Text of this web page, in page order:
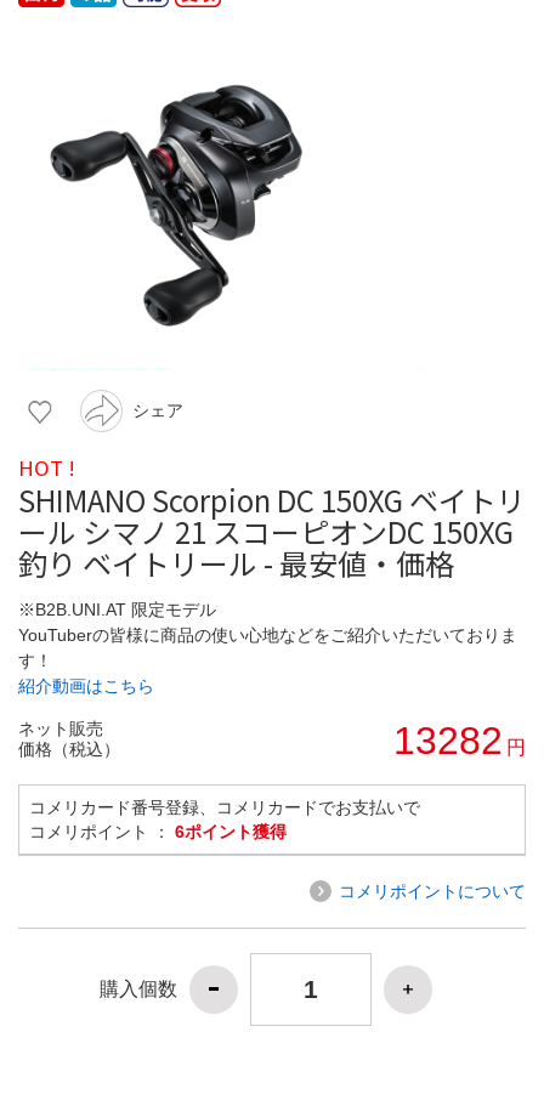
シェア
HOT !
SHIMANO Scorpion DC 150XG ベイトリ
ール シマノ 21 スコーピオンDC 150XG
釣り ベイトリール - 最安値・価格
※B2B.UNI.AT 限定モデル
YouTuberの皆様に商品の使い心地などをご紹介いただいておりま
す！
紹介動画はこちら
ネット販売
価格（税込）
13282 円
コメリカード番号登録、コメリカードでお支払いで
コメリポイント ： 6ポイント獲得
コメリポイントについて
購入個数